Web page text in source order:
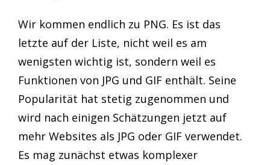
Wir kommen endlich zu PNG. Es ist das
letzte auf der Liste, nicht weil es am
wenigsten wichtig ist, sondern weil es
Funktionen von JPG und GIF enthält. Seine
Popularität hat stetig zugenommen und
wird nach einigen Schätzungen jetzt auf
mehr Websites als JPG oder GIF verwendet.
Es mag zunächst etwas komplexer